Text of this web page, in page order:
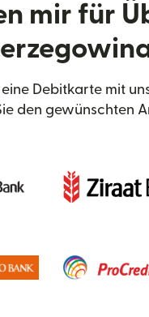
mir für
Debitkarte mit
den gewünschten